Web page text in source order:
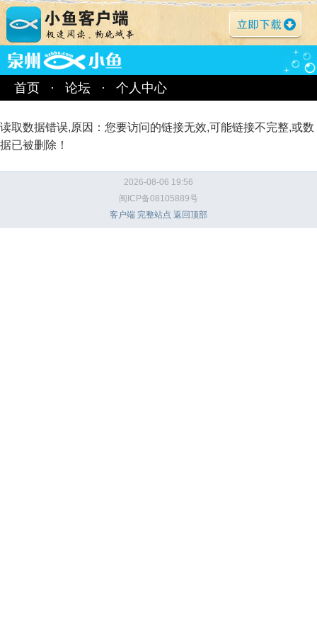
首页 · 论坛 · 个人中心
读取数据错误,原因：您要访问的链接无效,可能链接不完整,或数
据已被删除！
2026-08-06 19:56
闽ICP备08105889号
客户端 完整站点 返回顶部